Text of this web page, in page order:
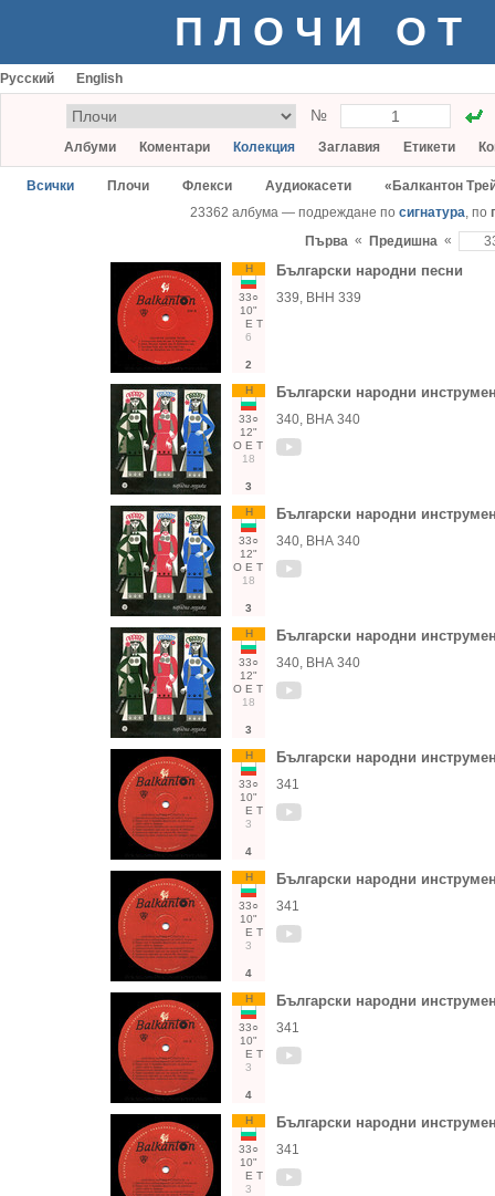
ПЛОЧИ ОТ
Русский English
№
Албуми Коментари Колекция Заглавия Етикети
Всички Плочи Флекси Аудиокасети
«Балкантон
23362 албума — подреждане по сигнатура, по
Първа « Предишна «
Н
33○
10"
Е Т
6
2
Български народни песни
339, ВНН 339
Н
33○
12"
О Е Т
18
3
Български народни
340, ВНА 340
Н
33○
12"
О Е Т
18
3
Български народни
340, ВНА 340
Н
33○
12"
О Е Т
18
3
Български народни
340, ВНА 340
Н
33○
10"
Е Т
3
4
Български народни
341
Н
33○
10"
Е Т
3
4
Български народни
341
Н
33○
10"
Е Т
3
4
Български народни
341
Н
33○
10"
Е Т
3
Български народни
341